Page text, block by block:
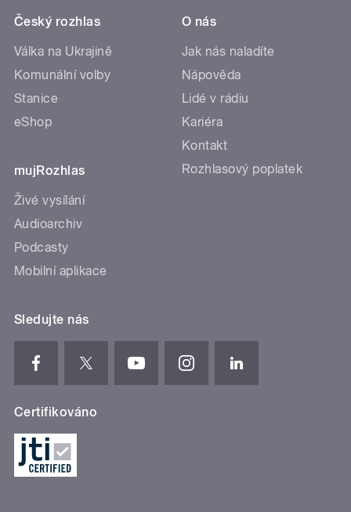
Český rozhlas
Válka na Ukrajině
Komunální volby
Stanice
eShop
mujRozhlas
Živé vysílání
Audioarchiv
Podcasty
Mobilní aplikace
O nás
Jak nás naladíte
Nápověda
Lidé v rádiu
Kariéra
Kontakt
Rozhlasový poplatek
Sledujte nás
Certifikováno